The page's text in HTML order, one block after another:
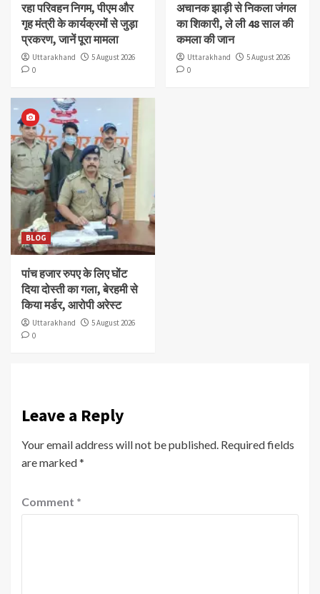
रहा परिवहन निगम, पीएम और
गृह मंत्री के कार्यक्रमों से जुड़ा
प्रकरण, जानें पूरा मामला
Uttarakhand
5 August 2026
0
अचानक झाड़ी से निकला जंगल
का शिकारी, ले ली 48 साल की
कमला की जान
Uttarakhand
5 August 2026
0
BLOG
पांच हजार रुपए के लिए घोंट
दिया दोस्ती का गला, बेरहमी से
किया मर्डर, आरोपी अरेस्ट
Uttarakhand
5 August 2026
0
Leave a Reply
Your email address will not be published. Required fields
are marked*
Comment *